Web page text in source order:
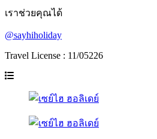
เราช่วยคุณได้
@sayhiholiday
Travel License : 11/05226